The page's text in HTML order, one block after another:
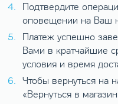
Подтвердите
оповещении на Ваш
Платеж успешно
Вами в кратчайшие
условия и время
Чтобы вернуться на
«Вернуться в